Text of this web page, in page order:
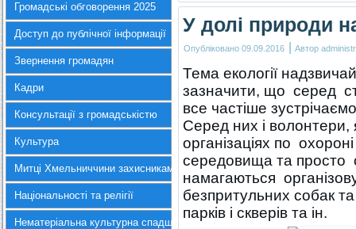
Громадські обговорення 2025
Доступ до публічної інформації
Звернення громадян
Кадри
Консультації з громадськістю
Культура
Митці Хмельниччини захисникам України
Національності та релігії
Нематеріальна культурна спадщина
У долі природи
Опубліковано 09.09.2016 | Автор
Тема екології
зазначити, що серед
все частіше
Серед них і волонтери,
організаціях по
середовища та просто
намагаються
безпритульних собак
парків і скверів та ін.